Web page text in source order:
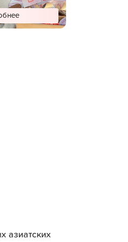
азиатских